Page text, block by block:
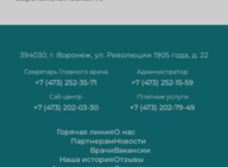
394030, г. Воронеж, ул. Революции 1905 года, д. 22
Секретарь Главного врача
+7 (473) 252-35-71
Администратор
+7 (473) 252-15-59
Сall-центр
+7 (473) 202-03-30
Платные услуги
+7 (473) 202-79-49
Горячая линия
Партнерам
Врачи
Наша история
О нас
Новости
Вакансии
Отзывы